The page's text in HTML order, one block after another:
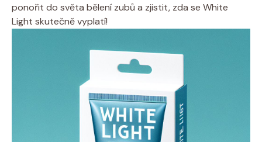
ponořit do světa bělení‍ zubů a zjistit,‍ zda se White
Light skutečně vyplatí!